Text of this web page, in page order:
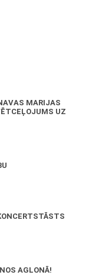
MARIJAS
UZ
AGLONĀ!